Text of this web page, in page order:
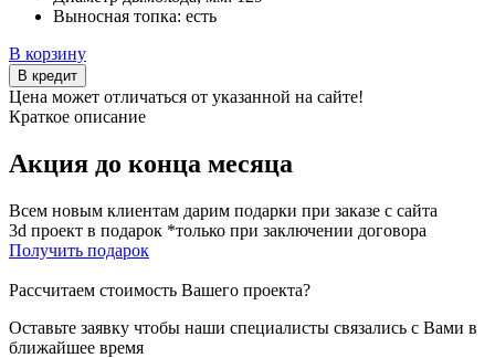
Выносная топка: есть
В корзину
В кредит
Цена может отличаться от указанной на сайте!
Краткое описание
Акция до конца месяца
Всем новым клиентам дарим подарки при заказе с сайта
3d проект в подарок *только при заключении договора
Получить подарок
Рассчитаем стоимость Вашего проекта?
Оставьте заявку чтобы наши специалисты связались с Вами в
ближайшее время